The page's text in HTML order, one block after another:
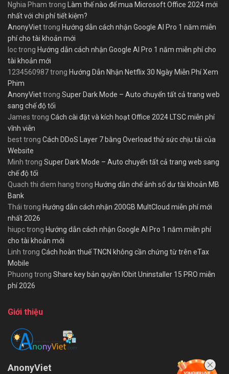
Nghia Pham trong Làm thế nào để mua Microsoft Office 2024 mới
nhất với chi phí tiết kiệm?
AnonyViettrong Hướng dẫn cách nhận Google AI Pro 1 năm miễn
phí cho tài khoản mới
loctrong Hướng dẫn cách nhận Google AI Pro 1 năm miễn phí cho
tài khoản mới
1234560987trong Hướng Dẫn Nhận Netflix 30 Ngày Miễn Phí Xem
Phim
AnonyViettrong Super Dark Mode – Auto chuyển tất cả trang web
sang chế độ tối
James trong Cách cài đặt và kích hoạt Office 2024 LTSC miễn phí
vĩnh viễn
besttrong Cách DDoS Layer 7 bằng Overload thử sức chịu tải của
Website
Minh trong Super Dark Mode – Auto chuyển tất cả trang web sang
chế độ tối
Quach thi diem hang trong Hướng dẫn chế ảnh số dư tài khoản MB
Bank
Thái trong Hướng dẫn cách nhận 200GB MultCloud miễn phí mới
nhất 2026
hiupctrong Hướng dẫn cách nhận Google AI Pro 1 năm miễn phí
cho tài khoản mới
Linh trong Cách hoàn thuế TNCN không cần chứng từ trên eTax
Mobile
Phuong trong Share key bản quyền IObit Uninstaller 15 PRO miễn
phí 2026
Giới thiệu
AnonyViet